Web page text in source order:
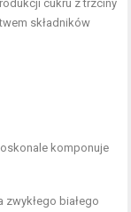
cukru z trzciny
składników
komponuje
białego